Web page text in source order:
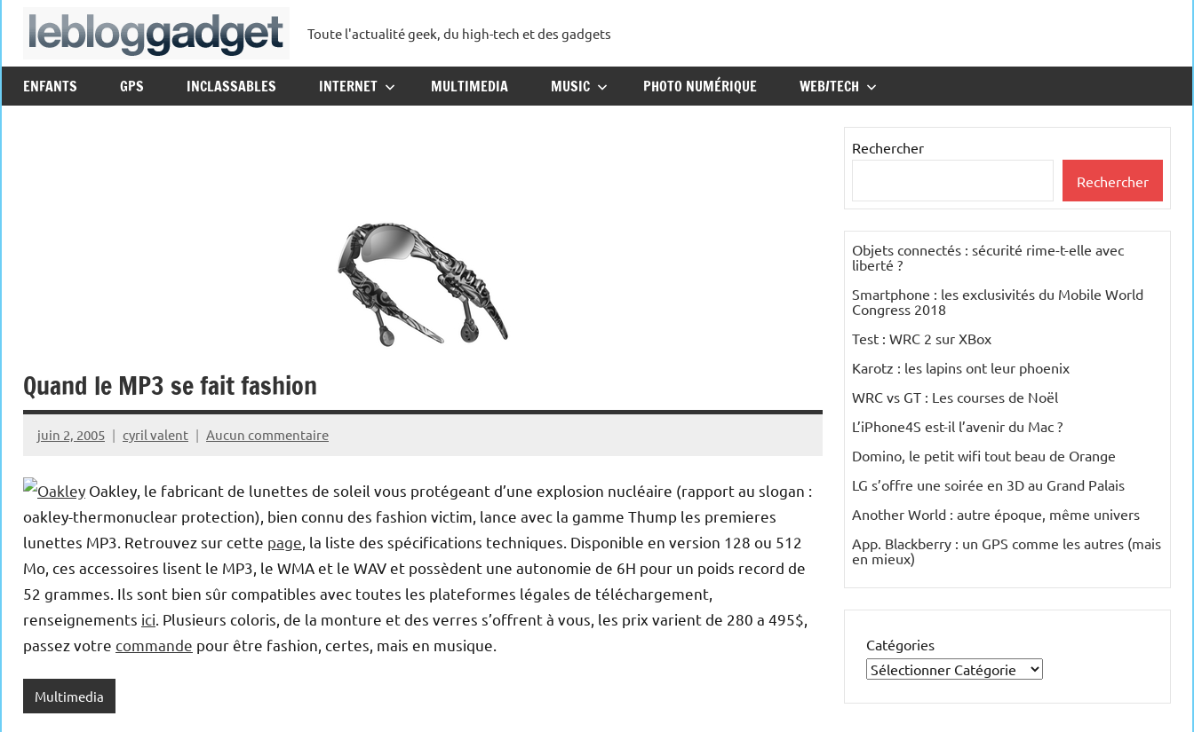
Aller
lebloggadget
Toute l'actualité geek, du high-tech et des gadgets
ENFANTS GPS INCLASSABLES INTERNET MULTIMEDIA MUSIC PHOTO NUMÉRIQUE WEB/TECH
Quand le MP3 se fait fashion
juin 2, 2005 cyril valent Aucun commentaire
Oakley, le fabricant de lunettes de soleil vous protégeant d’une explosion nucléaire (rapport au slogan :
oakley-thermonuclear protection), bien connu des fashion victim, lance avec la gamme Thump les premieres
lunettes MP3. Retrouvez sur cette page , la liste des spécifications techniques. Disponible en version 128 ou 512
Mo, ces accessoires lisent le MP3, le WMA et le WAV et possèdent une autonomie de 6H pour un poids record de
52 grammes. Ils sont bien sûr compatibles avec toutes les plateformes légales de téléchargement,
renseignements ici . Plusieurs coloris, de la monture et des verres s’offrent à vous, les prix varient de 280 a 495$,
passez votre commande pour être fashion, certes, mais en musique.
Multimedia
Rechercher
Rechercher
Objets connectés : sécurité rime-t-elle avec
liberté ?
Smartphone : les exclusivités du Mobile World
Congress 2018
Test : WRC 2 sur XBox
Karotz : les lapins ont leur phoenix
WRC vs GT : Les courses de Noël
L’iPhone4S est-il l’avenir du Mac ?
Domino, le petit wifi tout beau de Orange
LG s’offre une soirée en 3D au Grand Palais
Another World : autre époque, même univers
App. Blackberry : un GPS comme les autres (mais
en mieux)
Catégories